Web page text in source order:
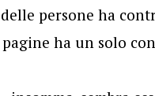
persone ha
pagine ha un solo